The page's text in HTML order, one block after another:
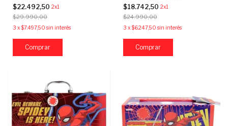
$22.492,50 2x1
$29.990,00
3 x$7.497,50 sin interés
$18.742,50 2x1
$24.990,00
3 x$6.247,50 sin interés